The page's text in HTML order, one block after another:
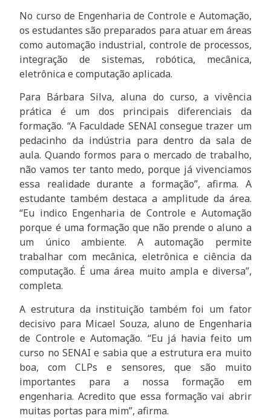
No curso de Engenharia de Controle e Automação,
os estudantes são preparados para atuar em áreas
como automação industrial, controle de processos,
integração de sistemas, robótica, mecânica,
eletrônica e computação aplicada.
Para Bárbara Silva, aluna do curso, a vivência
prática é um dos principais diferenciais da
formação. “A Faculdade SENAI consegue trazer um
pedacinho da indústria para dentro da sala de
aula. Quando formos para o mercado de trabalho,
não vamos ter tanto medo, porque já vivenciamos
essa realidade durante a formação”, afirma. A
estudante também destaca a amplitude da área.
“Eu indico Engenharia de Controle e Automação
porque é uma formação que não prende o aluno a
um único ambiente. A automação permite
trabalhar com mecânica, eletrônica e ciência da
computação. É uma área muito ampla e diversa”,
completa.
A estrutura da instituição também foi um fator
decisivo para Micael Souza, aluno de Engenharia
de Controle e Automação. “Eu já havia feito um
curso no SENAI e sabia que a estrutura era muito
boa, com CLPs e sensores, que são muito
importantes para a nossa formação em
engenharia. Acredito que essa formação vai abrir
muitas portas para mim”, afirma.